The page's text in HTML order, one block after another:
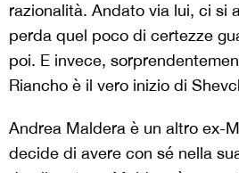
razionalità. Andato via lui, ci si
perda quel poco di certezze
poi. E invece,
Riancho è il vero inizio di
Andrea Maldera è un altro ex-
decide di avere con sé nella